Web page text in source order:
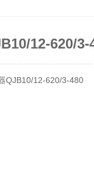
12-620/3-
QJB10/12-620/3-480
等级IP68；潜水式专
效率高，噪音低的特点